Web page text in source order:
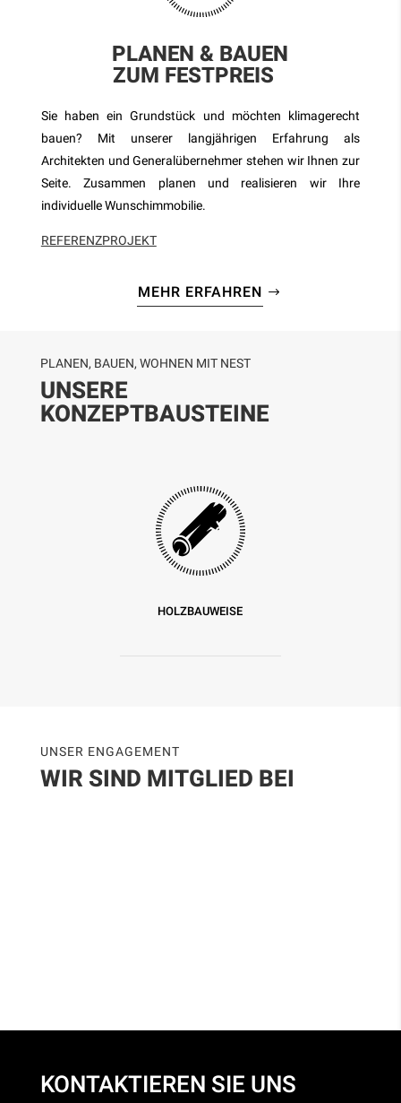
PLANEN & BAUEN
ZUM FESTPREIS
Sie haben ein Grundstück und möchten klimagerecht
bauen? Mit unserer langjährigen Erfahrung als
Architekten und Generalübernehmer stehen wir Ihnen zur
Seite. Zusammen planen und realisieren wir Ihre
individuelle Wunschimmobilie.
REFERENZPROJEKT
MEHR ERFAHREN
PLANEN, BAUEN, WOHNEN MIT NEST
UNSERE
KONZEPTBAUSTEINE
HOLZBAUWEISE
UNSER ENGAGEMENT
WIR SIND MITGLIED BEI
KONTAKTIEREN SIE UNS